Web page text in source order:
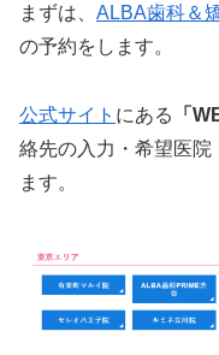
まずは、 ALBA歯科＆
の予約をします。
公式サイト にある 「
絡先の入力・希望医院
ます。